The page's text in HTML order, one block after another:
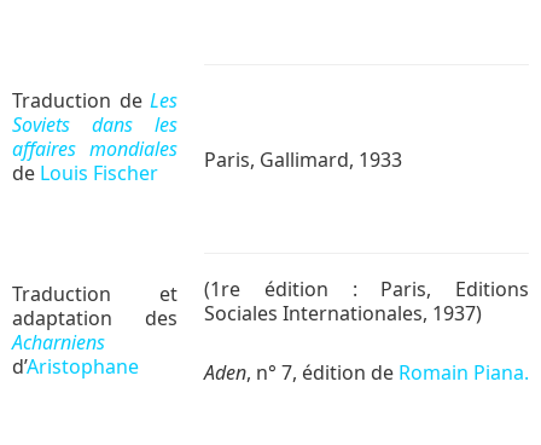
Traduction de Les
Soviets dans les
affaires mondiales
de Louis Fischer Paris, Gallimard, 1933
Traduction et
adaptation des
Acharniens
d’Aristophane
(1re édition : Paris, Editions
Sociales Internationales, 1937)
Aden, n° 7, édition de Romain Piana.